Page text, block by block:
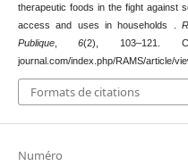
therapeutic foods in the fight against
access and uses in households .
Publique,6(2), 103–121.
journal.com/index.php/RAMS/article/
Formats de citations
Numéro